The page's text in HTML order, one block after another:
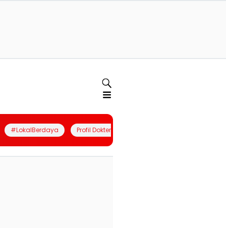
#LokalBerdaya Profil Dokter